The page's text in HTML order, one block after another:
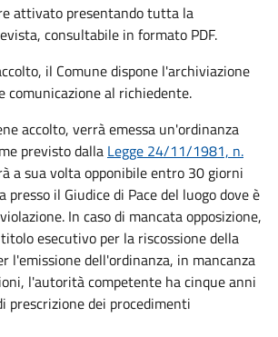
attivato presentando tutta la
consultabile in formato PDF.
il Comune dispone l'archiviazione
comunicazione al richiedente.
accolto, verrà emessa un'ordinanza
previsto dalla Legge 24/11/1981, n.
a sua volta opponibile entro 30 giorni
il Giudice di Pace del luogo dove è
In caso di mancata opposizione,
esecutivo per la riscossione della
l'emissione dell'ordinanza, in mancanza
l'autorità competente ha cinque anni
prescrizione dei procedimenti